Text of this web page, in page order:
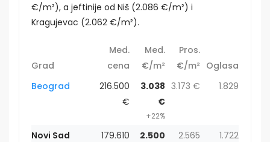
€/m²), a jeftinije od Niš (2.086 €/m²) i
Kragujevac (2.062 €/m²).
Grad
Med.
cena
Med.
€/m²
Pros.
€/m² Oglasa
Beograd
216.500
€
3.038
€
+22%
3.173 € 1.829
Novi Sad
179.610
2.500
2.565
1.722